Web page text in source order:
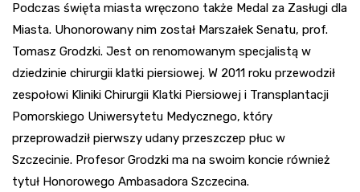
Podczas święta miasta wręczono także Medal za Zasługi dla
Miasta. Uhonorowany nim został Marszałek Senatu, prof.
Tomasz Grodzki. Jest on renomowanym specjalistą w
dziedzinie chirurgii klatki piersiowej. W 2011 roku przewodził
zespołowi Kliniki Chirurgii Klatki Piersiowej i Transplantacji
Pomorskiego Uniwersytetu Medycznego, który
przeprowadził pierwszy udany przeszczep płuc w
Szczecinie. Profesor Grodzki ma na swoim koncie również
tytuł Honorowego Ambasadora Szczecina.